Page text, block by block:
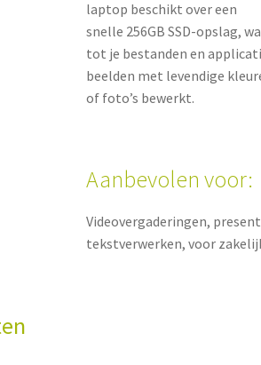
laptop beschikt over een
snelle 256GB SSD-opslag,
tot je bestanden en
beelden met levendige
of foto’s bewerkt.
Aanbevolen voor:
Videovergaderingen,
tekstverwerken, voor